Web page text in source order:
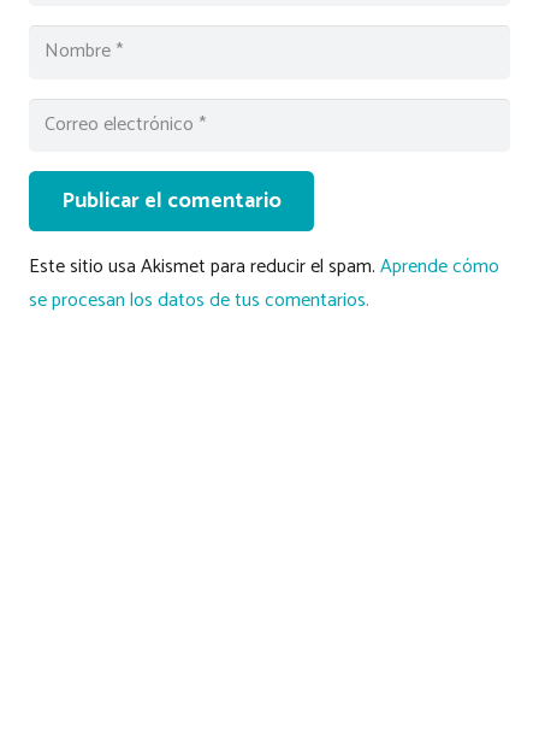
Publicar el comentario
Este sitio usa Akismet para reducir el spam.Aprende cómo
se procesan los datos de tus comentarios.